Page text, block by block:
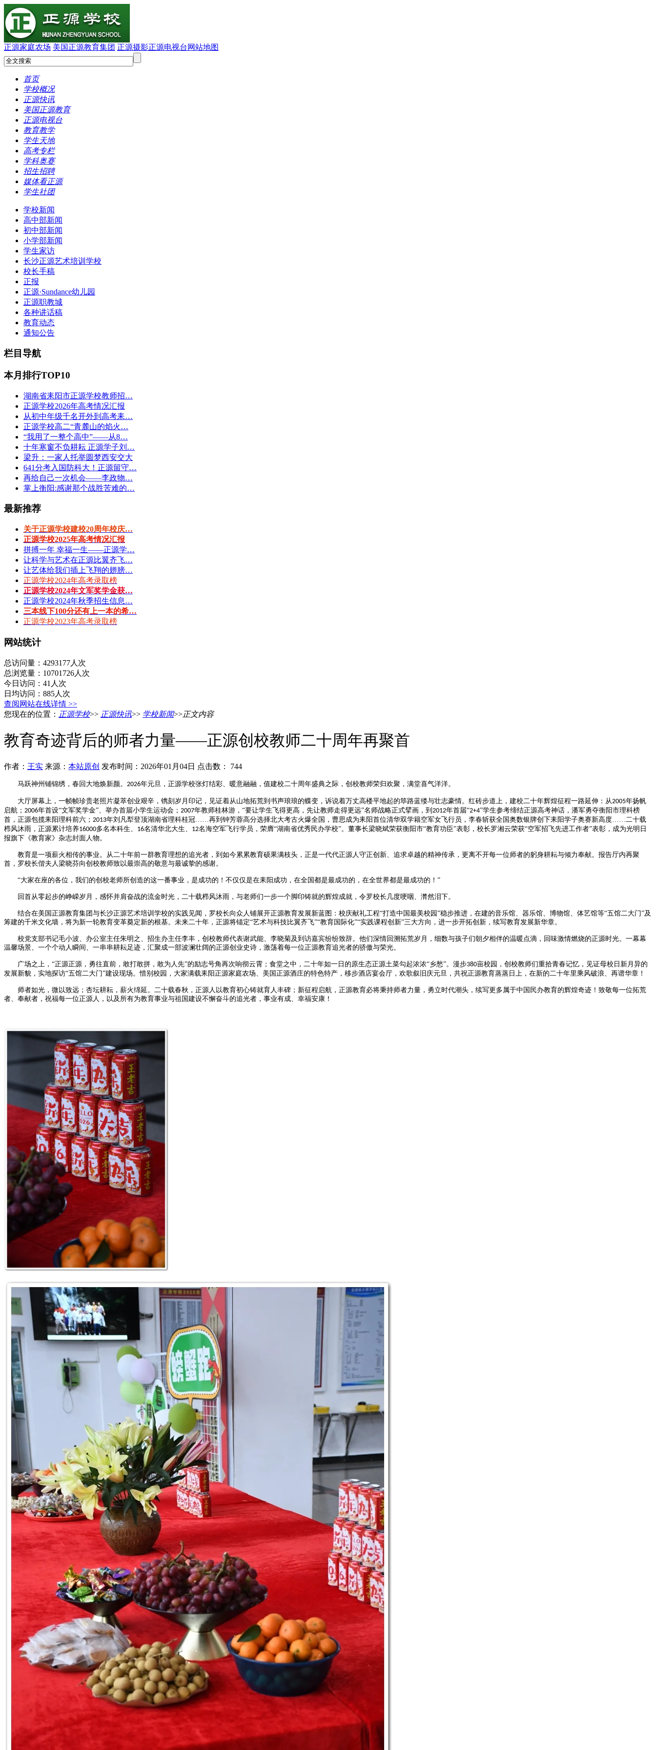
正源家庭农场 美国正源教育集团 正源摄影正源电视台 网站地图
首页
学校概况
正源快讯
美国正源教育
正源电视台
教育教学
学生天地
高考专栏
学科奥赛
招生招聘
媒体看正源
学生社团
学校新闻
高中部新闻
初中部新闻
小学部新闻
学生家访
长沙正源艺术培训学校
校长手稿
正报
正源·Sundance幼儿园
正源职教城
各种讲话稿
教育动态
通知公告
栏目导航
本月排行TOP10
湖南省耒阳市正源学校教师招…
正源学校2026年高考情况汇报
从初中年级千名开外到高考耒…
正源学校高二“青麓山的焰火…
“我用了一整个高中”——从8…
十年寒窗不负耕耘 正源学子刘…
梁升：一家人托举圆梦西安交大
641分考入国防科大！正源留守…
再给自己一次机会——李政物…
掌上衡阳:感谢那个战胜苦难的…
最新推荐
关于正源学校建校20周年校庆…
正源学校2025年高考情况汇报
拼搏一年 幸福一生——正源学…
让科学与艺术在正源比翼齐飞…
让艺体给我们插上飞翔的翅膀…
正源学校2024年高考录取榜
正源学校2024年文军奖学金获…
正源学校2024年秋季招生信息…
三本线下100分还有上一本的希…
正源学校2023年高考录取榜
网站统计
总访问量：4293177人次
总浏览量：10701726人次
今日访问：41人次
日均访问：885人次
查阅网站在线详情 >>
您现在的位置： 正源学校>> 正源快讯>> 学校新闻>>正文内容
教育奇迹背后的师者力量——正源创校教师二十周年再聚首
作者： 王实 来源： 本站原创 发布时间：2026年01月04日 点击数： 744
马跃神州铺锦绣，春回大地焕新颜。 2026年元旦，正源学校张灯结彩、暖意融融，值建校二十周年盛典之际，创校教师荣归欢聚，满堂喜气洋洋。
大厅屏幕上，一帧帧珍贵老照片凝萃创业艰辛，镌刻岁月印记，见证着从山地拓荒到书声琅琅的蝶变，诉说着万丈高楼平地起的筚路蓝缕与壮志豪情。红砖步道上，建校二十年辉煌征程一路延伸：从2005年扬帆
启航； 2006年首设“文军奖学金”、举办首届小学生运动会； 2007年教师桂林游，“要让学生飞得更高，先让教师走得更远”名师战略正式擘画，到 2012年首届“2+4”学生参考缔结正源高考神话，潘军勇夺衡阳市理科榜
首，正源包揽耒阳理科前六； 2013年刘凡犁登顶湖南省理科桂冠……再到钟芳蓉高分选择北大考古火爆全国，曹思成为耒阳首位清华双学籍空军女飞行员，李春斩获全国奥数银牌创下耒阳学子奥赛新高度……二十载
栉风沐雨，正源累计培养16000多名本科生、 16名清华北大生、 12名海空军飞行学员，荣膺“湖南省优秀民办学校”。董事长梁晓斌荣获衡阳市“教育功臣”表彰，校长罗湘云荣获“空军招飞先进工作者”表彰，成为光明日
报旗下《教育家》杂志封面人物。
教育是一项薪火相传的事业。从二十年前一群教育理想的追光者，到如今累累教育硕果满枝头，正是一代代正源人守正创新、追求卓越的精神传承，更离不开每一位师者的躬身耕耘与倾力奉献。报告厅内再聚
首，罗校长偕夫人梁晓芬向创校教师致以最崇高的敬意与最诚挚的感谢。
“大家在座的各位，我们的创校老师所创造的这一番事业，是成功的！不仅仅是在耒阳成功，在全国都是最成功的，在全世界都是最成功的！”
回首从零起步的峥嵘岁月，感怀并肩奋战的流金时光，二十载栉风沐雨，与老师们一步一个脚印铸就的辉煌成就，令罗校长几度哽咽、潸然泪下。
结合在美国正源教育集团与长沙正源艺术培训学校的实践见闻，罗校长向众人铺展开正源教育发展新蓝图：校庆献礼工程“打造中国最美校园”稳步推进，在建的音乐馆、器乐馆、博物馆、体艺馆等“五馆二大门”及
筹建的千米文化墙，将为新一轮教育变革奠定新的根基。未来二十年，正源将锚定“艺术与科技比翼齐飞”“教育国际化”“实践课程创新”三大方向，进一步开拓创新，续写教育发展新华章。
校党支部书记毛小波、办公室主任朱明之、招生办主任李丰，创校教师代表谢武能、李晓菊及到访嘉宾纷纷致辞。他们深情回溯拓荒岁月，细数与孩子们朝夕相伴的温暖点滴，回味激情燃烧的正源时光。一幕幕
温馨场景、一个个动人瞬间、一串串耕耘足迹，汇聚成一部波澜壮阔的正源创业史诗，激荡着每一位正源教育追光者的骄傲与荣光。
广场之上， “正源正源，勇往直前，敢打敢拼，敢为人先”的励志号角再次响彻云霄；食堂之中，二十年如一日的原生态正源土菜勾起浓浓“乡愁”。漫步380亩校园，创校教师们重拾青春记忆，见证母校日新月异的
发展新貌，实地探访“五馆二大门”建设现场。惜别校园，大家满载耒阳正源家庭农场、美国正源酒庄的特色特产，移步酒店宴会厅，欢歌叙旧庆元旦，共祝正源教育蒸蒸日上，在新的二十年里乘风破浪、再谱华章！
师者如光，微以致远；杏坛耕耘，薪火绵延。二十载春秋，正源人以教育初心铸就育人丰碑；新征程启航，正源教育必将秉持师者力量，勇立时代潮头，续写更多属于中国民办教育的辉煌奇迹！致敬每一位拓荒
者、奉献者，祝福每一位正源人，以及所有为教育事业与祖国建设不懈奋斗的追光者，事业有成、幸福安康！